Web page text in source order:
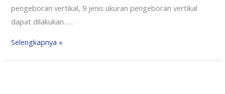
pengeboran vertikal, 9 jenis ukuran pengeboran vertikal
dapat dilakukan. …
Selengkapnya »